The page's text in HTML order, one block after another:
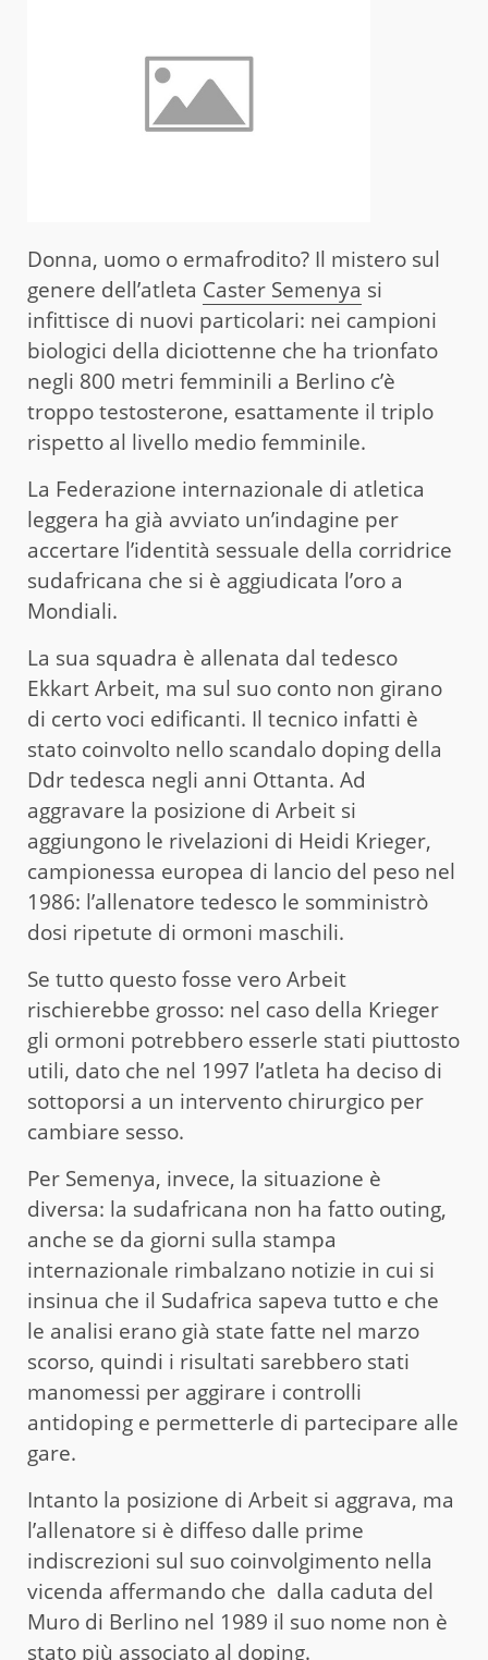
Donna, uomo o ermafrodito? Il mistero sul
genere dell’atleta Caster Semenya si
infittisce di nuovi particolari: nei campioni
biologici della diciottenne che ha trionfato
negli 800 metri femminili a Berlino c’è
troppo testosterone, esattamente il triplo
rispetto al livello medio femminile.
La Federazione internazionale di atletica
leggera ha già avviato un’indagine per
accertare l’identità sessuale della corridrice
sudafricana che si è aggiudicata l’oro a
Mondiali.
La sua squadra è allenata dal tedesco
Ekkart Arbeit, ma sul suo conto non girano
di certo voci edificanti. Il tecnico infatti è
stato coinvolto nello scandalo doping della
Ddr tedesca negli anni Ottanta. Ad
aggravare la posizione di Arbeit si
aggiungono le rivelazioni di Heidi Krieger,
campionessa europea di lancio del peso nel
1986: l’allenatore tedesco le somministrò
dosi ripetute di ormoni maschili.
Se tutto questo fosse vero Arbeit
rischierebbe grosso: nel caso della Krieger
gli ormoni potrebbero esserle stati piuttosto
utili, dato che nel 1997 l’atleta ha deciso di
sottoporsi a un intervento chirurgico per
cambiare sesso.
Per Semenya, invece, la situazione è
diversa: la sudafricana non ha fatto outing,
anche se da giorni sulla stampa
internazionale rimbalzano notizie in cui si
insinua che il Sudafrica sapeva tutto e che
le analisi erano già state fatte nel marzo
scorso, quindi i risultati sarebbero stati
manomessi per aggirare i controlli
antidoping e permetterle di partecipare alle
gare.
Intanto la posizione di Arbeit si aggrava, ma
l’allenatore si è diffeso dalle prime
indiscrezioni sul suo coinvolgimento nella
vicenda affermando che dalla caduta del
Muro di Berlino nel 1989 il suo nome non è
stato più associato al doping.